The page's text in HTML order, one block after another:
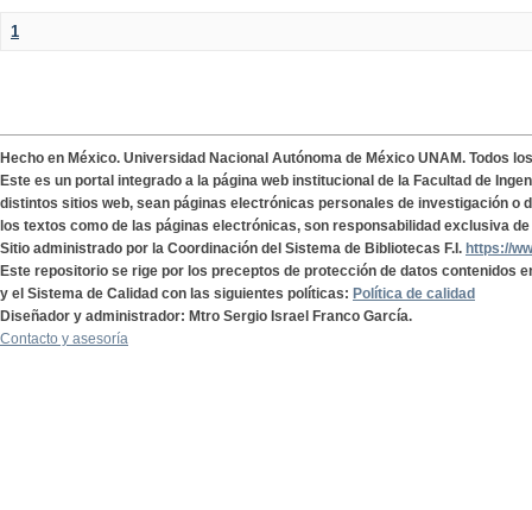
1
Hecho en México. Universidad Nacional Autónoma de México UNAM. Todos
Este es un portal integrado a la página web institucional de la Facultad de
distintos sitios web, sean páginas electrónicas personales de investigación o
los textos como de las páginas electrónicas, son responsabilidad exclusiva
Sitio administrado por la Coordinación del Sistema de Bibliotecas F.I. https://
Este repositorio se rige por los preceptos de protección de datos contenidos
y el Sistema de Calidad con las siguientes políticas: Política de calidad
Diseñador y administrador: Mtro Sergio Israel Franco García.
Contacto y asesoría